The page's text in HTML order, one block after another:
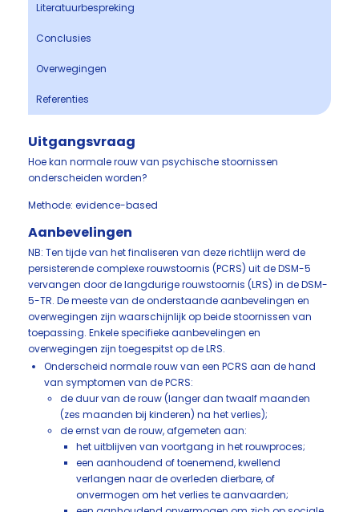
Literatuurbespreking
Conclusies
Overwegingen
Referenties
Uitgangsvraag
Hoe kan normale rouw van psychische stoornissen
onderscheiden worden?
Methode: evidence-based
Aanbevelingen
NB: Ten tijde van het finaliseren van deze richtlijn werd de
persisterende complexe rouwstoornis (PCRS) uit de DSM-5
vervangen door de langdurige rouwstoornis (LRS) in de DSM-
5-TR. De meeste van de onderstaande aanbevelingen en
overwegingen zijn waarschijnlijk op beide stoornissen van
toepassing. Enkele specifieke aanbevelingen en
overwegingen zijn toegespitst op de LRS.
Onderscheid normale rouw van een PCRS aan de hand
van symptomen van de PCRS:
de duur van de rouw (langer dan twaalf maanden
(zes maanden bij kinderen) na het verlies);
de ernst van de rouw, afgemeten aan:
het uitblijven van voortgang in het rouwproces;
een aanhoudend of toenemend, kwellend
verlangen naar de overleden dierbare, of
onvermogen om het verlies te aanvaarden;